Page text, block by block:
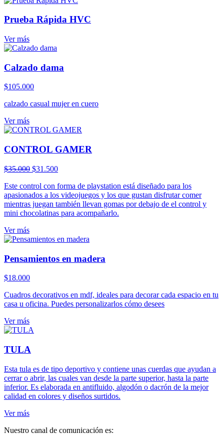
Prueba Rápida HVC
Ver más
Calzado dama
$105.000
calzado casual mujer en cuero
Ver más
CONTROL GAMER
$35.000 El
original
era:
$35.000.
$31.500El
actual
es:
$31.500.
Este control con forma de playstation está diseñado para los
apasionados a los videojuegos y los que gustan disfrutar comer
mientras juegan también llevan gomas por debajo de el control y
mini chocolatinas para acompañarlo.
Ver más
Pensamientos en madera
$18.000
Cuadros decorativos en mdf, ideales para decorar cada espacio en tu
casa u oficina. Puedes personalizarlos cómo desees
Ver más
TULA
Esta tula es de tipo deportivo y contiene unas cuerdas que ayudan a
cerrar o abrir, las cuales van desde la parte superior, hasta la parte
inferior. Es elaborada en antifluido, algodón o dacrón de la mejor
calidad en colores y diseños surtidos.
Ver más
Nuestro canal de comunicación es: